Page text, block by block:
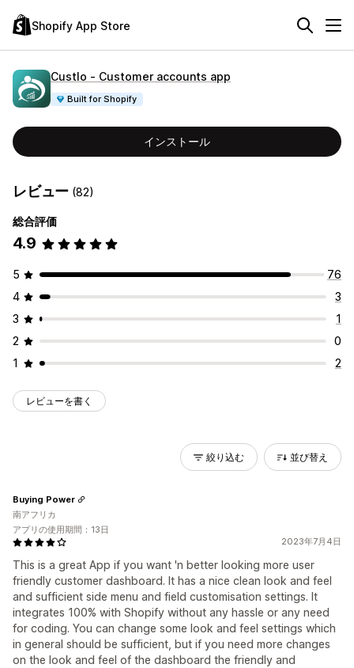
Shopify App Store
Custlo ‑ Customer accounts app
Built for Shopify
インストール
レビュー (82)
総合評価
4.9
5
76
4
3
3
1
2
0
1
2
レビューを書く
絞り込む 並び替え
2023年7月4日
This is a great App if you want 'n better looking more user
friendly customer dashboard. It has a nice clean look and feel
and sufficient side menu and field customisation settings. It
integrates 100% with Shopify without any hassle or any need
for coding. You can change some look and feel settings which
in general should be sufficient, but if you need more changes
on the look and feel of the dashboard the friendly and
Buying Power
南アフリカ
アプリの使用期間：13日